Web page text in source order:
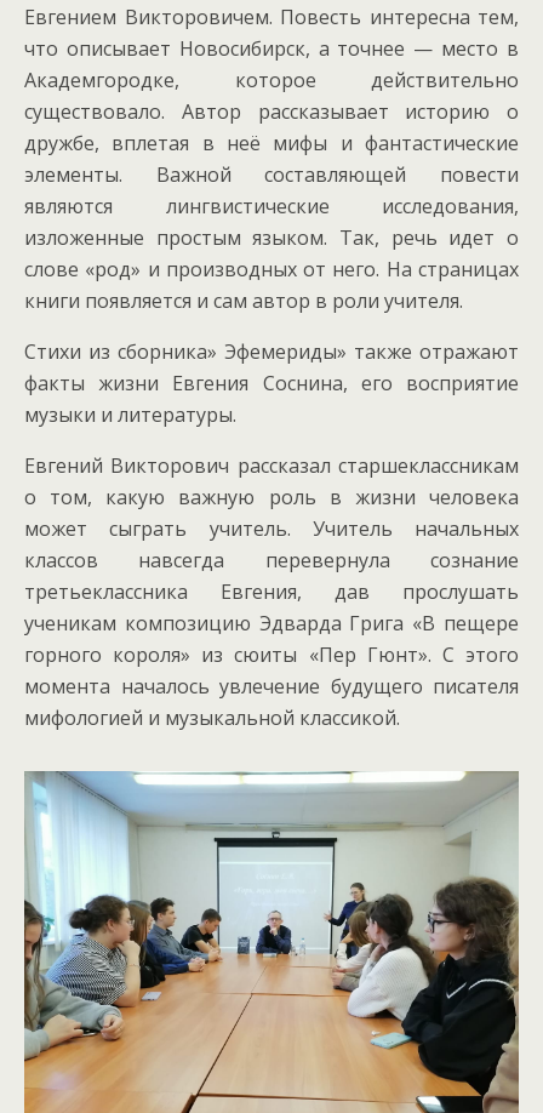
Евгением Викторовичем. Повесть интересна тем,
что описывает Новосибирск, а точнее — место в
Академгородке, которое действительно
существовало. Автор рассказывает историю о
дружбе, вплетая в неё мифы и фантастические
элементы. Важной составляющей повести
являются лингвистические исследования,
изложенные простым языком. Так, речь идет о
слове «род» и производных от него. На страницах
книги появляется и сам автор в роли учителя.
Стихи из сборника» Эфемериды» также отражают
факты жизни Евгения Соснина, его восприятие
музыки и литературы.
Евгений Викторович рассказал старшеклассникам
о том, какую важную роль в жизни человека
может сыграть учитель. Учитель начальных
классов навсегда перевернула сознание
третьеклассника Евгения, дав прослушать
ученикам композицию Эдварда Грига «В пещере
горного короля» из сюиты «Пер Гюнт». С этого
момента началось увлечение будущего писателя
мифологией и музыкальной классикой.